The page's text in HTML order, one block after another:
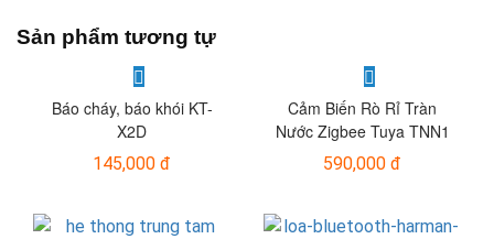
Sản phẩm tương tự
Báo cháy, báo khói KT-
X2D
145,000 đ
Cảm Biến Rò Rỉ Tràn
Nước Zigbee Tuya TNN1
590,000 đ